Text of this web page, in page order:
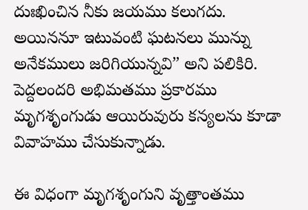
దుఃఖించిన నీకు జయము కలుగదు.
అయిననూ ఇటువంటి ఘటనలు మున్ను
అనేకములు జరిగియున్నవి” అని పలికిరి.
పెద్దలందరి అభిమతము ప్రకారము
మృగశృంగుడు ఆయిరువురు కన్యలను కూడా
వివాహము చేసుకున్నాడు.
ఈ విధంగా మృగశృంగుని వృత్తాంతము